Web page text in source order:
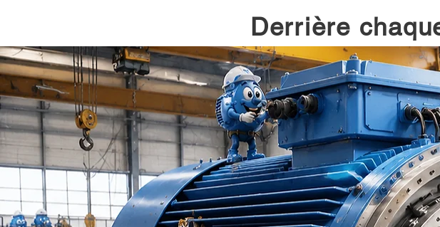
Derrière